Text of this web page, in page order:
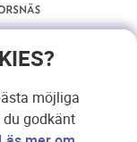
möjliga
du godkänt